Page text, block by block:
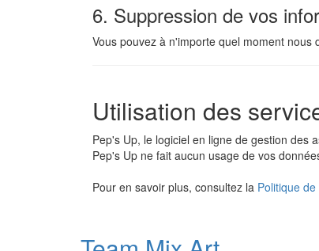
6. Suppression de vos
Vous pouvez à n'importe quel moment
Utilisation des
Pep's Up, le logiciel en ligne de gestion des
Pep's Up ne fait aucun usage de vos
Pour en savoir plus, consultez la Politique